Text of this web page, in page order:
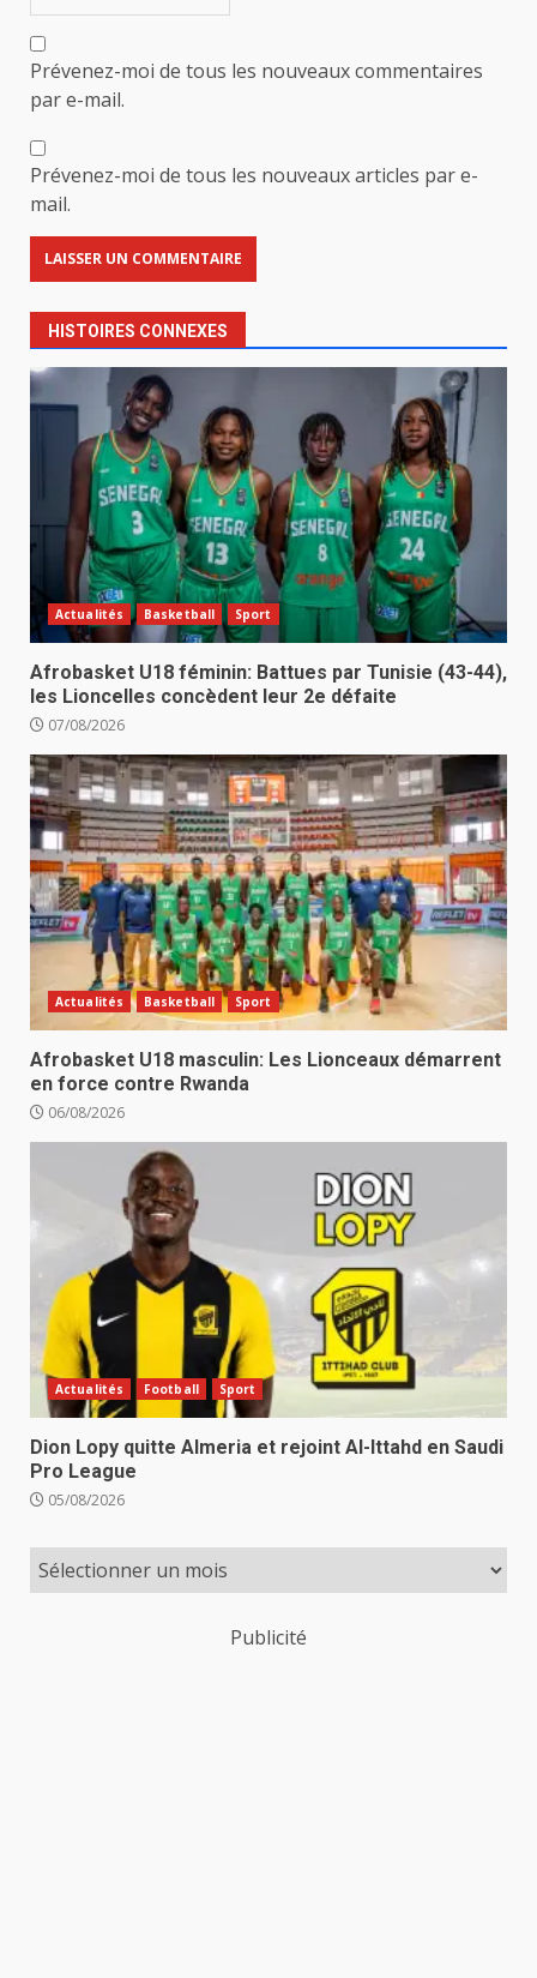
Prévenez-moi de tous les nouveaux commentaires
par e-mail.
Prévenez-moi de tous les nouveaux articles par e-
mail.
HISTOIRES CONNEXES
Actualités Basketball Sport
Afrobasket U18 féminin: Battues par Tunisie (43-44),
les Lioncelles concèdent leur 2e défaite
07/08/2026
Actualités Basketball Sport
Afrobasket U18 masculin: Les Lionceaux démarrent
en force contre Rwanda
06/08/2026
Actualités Football Sport
Dion Lopy quitte Almeria et rejoint Al-Ittahd en Saudi
Pro League
05/08/2026
Publicité